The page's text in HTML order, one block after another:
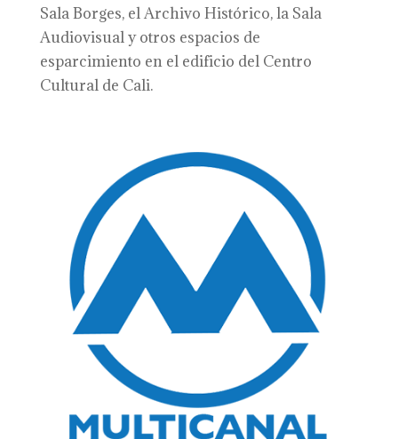
Sala Borges, el Archivo Histórico, la Sala
Audiovisual y otros espacios de
esparcimiento en el edificio del Centro
Cultural de Cali.